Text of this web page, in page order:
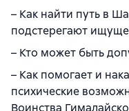
– Как найти путь в
подстерегают
– Кто может быть
– Как помогает и
психические
Воинства